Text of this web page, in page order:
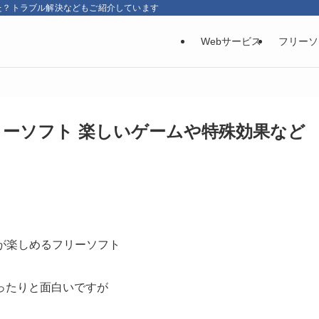
トラブル解決などもご紹介しています
Webサービス フリー
ソフト 楽しいゲームや特殊効果など
しめるフリーソフト
たりと面白いですが